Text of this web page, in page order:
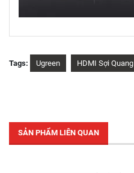
Tags: Ugreen HDMI Sợi Quang
SẢN PHẨM LIÊN QUAN